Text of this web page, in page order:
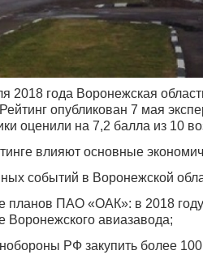
2018 года Воронежская
опубликован 7 мая
оценили на 7,2 балла из 10
влияют основные
событий в Воронежской
планов ПАО «ОАК»: в 2018
Воронежского авиазавода;
РФ закупить более